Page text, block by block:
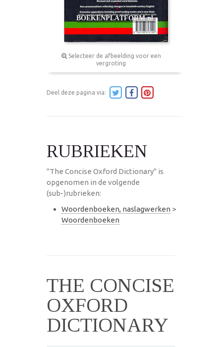
Selecteer de afbeelding voor een
vergroting
Deel deze pagina via:
RUBRIEKEN
"The Concise Oxford Dictionary" is
opgenomen in de volgende
(sub-)rubrieken:
Woordenboeken, naslagwerken >
Woordenboeken
THE CONCISE
OXFORD
DICTIONARY